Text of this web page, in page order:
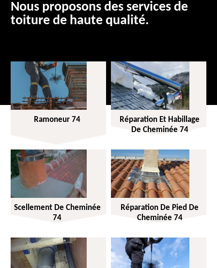
Nous proposons des services de
toiture de haute qualité.
Ramoneur 74
Réparation Et Habillage
De Cheminée 74
Scellement De Cheminée
74
Réparation De Pied De
Cheminée 74